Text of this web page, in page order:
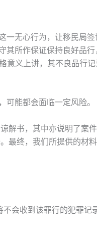
一无心行为，让移民局
其所作保证保持良好品
意义上讲，其不良品行
能都会面临一定风险。
解书，其中亦说明了案
最终，我们所提供的材
会收到该罪行的犯罪记录